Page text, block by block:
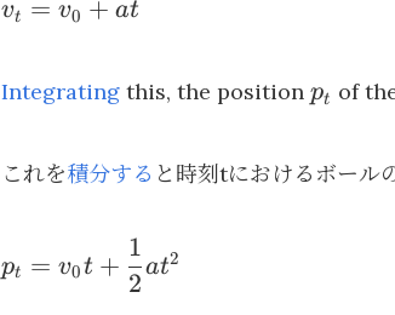
v_t
+
vt = v0 + at
Integrating this, the position p_t
pt of
これを積分する と時刻tにおけるボール
p_t =
v_0 t +
pt = v0t +
2
1
at2